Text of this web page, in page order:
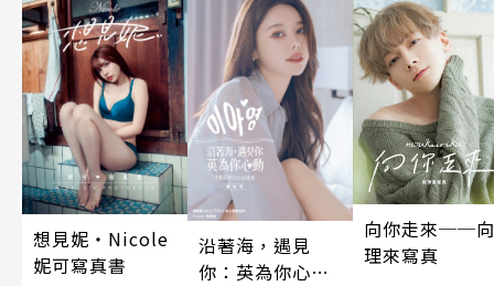
想見妮‧Nicole
妮可寫真書
沿著海，遇見
你：英為你心動
向你走來──向
理來寫真